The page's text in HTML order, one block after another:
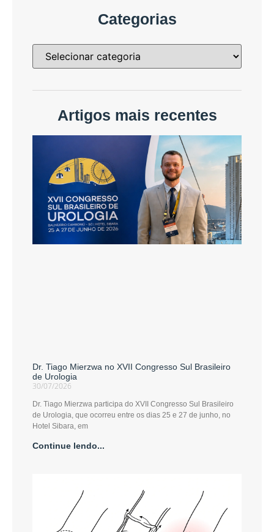
Categorias
Artigos mais recentes
Dr. Tiago Mierzwa no XVII Congresso Sul Brasileiro
de Urologia
30/07/2026
Dr. Tiago Mierzwa participa do XVII Congresso Sul Brasileiro
de Urologia, que ocorreu entre os dias 25 e 27 de junho, no
Hotel Sibara, em
Continue lendo...